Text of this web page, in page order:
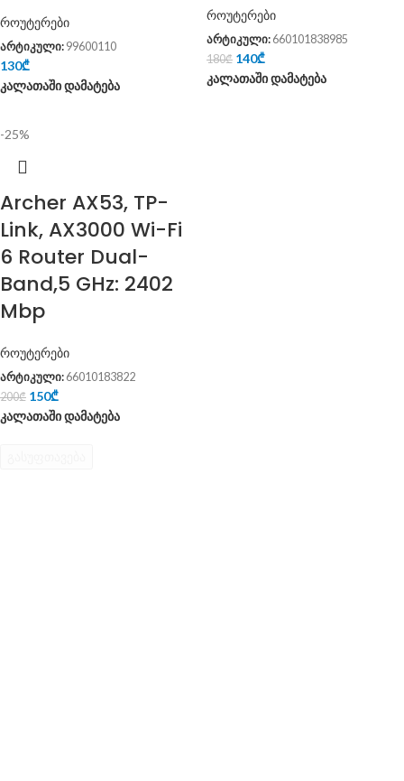
როუტერები
არტიკული: 99600110
130₾
კალათაში დამატება
როუტერები
არტიკული: 660101838985
180₾ 140₾
კალათაში დამატება
-25%
Archer AX53, TP-
Link, AX3000 Wi-Fi
6 Router Dual-
Band,5 GHz: 2402
Mbp
როუტერები
არტიკული: 66010183822
200₾ 150₾
კალათაში დამატება